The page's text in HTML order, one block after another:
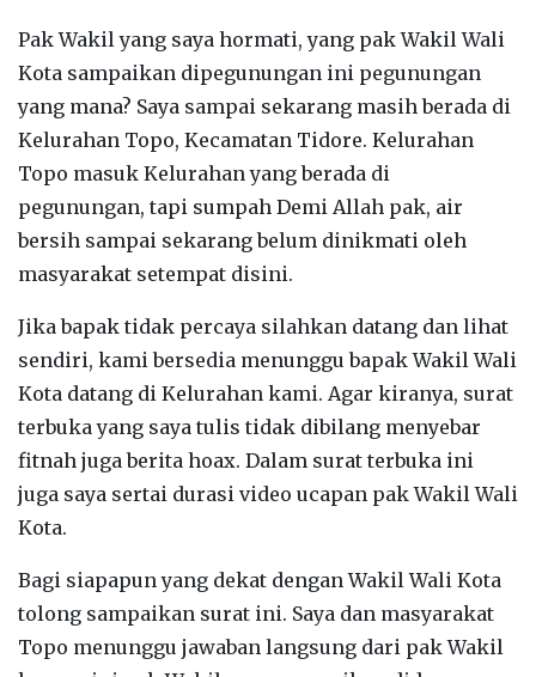
Pak Wakil yang saya hormati, yang pak Wakil Wali
Kota sampaikan dipegunungan ini pegunungan
yang mana? Saya sampai sekarang masih berada di
Kelurahan Topo, Kecamatan Tidore. Kelurahan
Topo masuk Kelurahan yang berada di
pegunungan, tapi sumpah Demi Allah pak, air
bersih sampai sekarang belum dinikmati oleh
masyarakat setempat disini.
Jika bapak tidak percaya silahkan datang dan lihat
sendiri, kami bersedia menunggu bapak Wakil Wali
Kota datang di Kelurahan kami. Agar kiranya, surat
terbuka yang saya tulis tidak dibilang menyebar
fitnah juga berita hoax. Dalam surat terbuka ini
juga saya sertai durasi video ucapan pak Wakil Wali
Kota.
Bagi siapapun yang dekat dengan Wakil Wali Kota
tolong sampaikan surat ini. Saya dan masyarakat
Topo menunggu jawaban langsung dari pak Wakil